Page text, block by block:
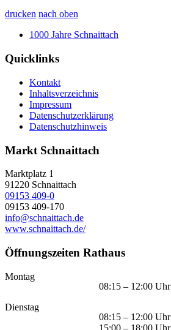
drucken nach oben
1000 Jahre Schnaittach
Quicklinks
Kontakt
Inhaltsverzeichnis
Impressum
Datenschutzerklärung
Datenschutzhinweis
Markt Schnaittach
Marktplatz 1
91220 Schnaittach
09153 409-0
09153 409-170
info@schnaittach.de
www.schnaittach.de/
Öffnungszeiten Rathaus
Montag
08:15 – 12:00 Uhr
Dienstag
08:15 – 12:00
15:00 – 18:00 Uhr